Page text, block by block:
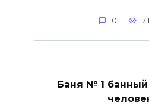
0
Баня № 1